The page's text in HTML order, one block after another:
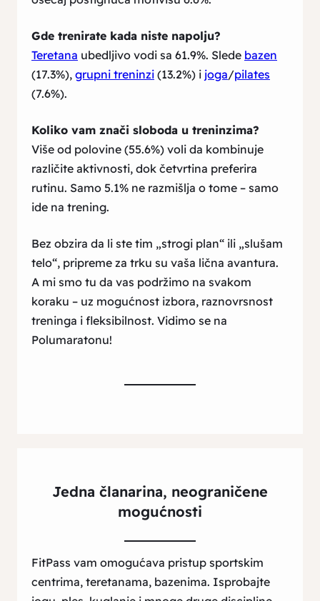
Gde trenirate kada niste napolju?
Teretana ubedljivo vodi sa 61.9%. Slede bazen
(17.3%), grupni treninzi (13.2%) i joga/pilates
(7.6%).
Koliko vam znači sloboda u treninzima?
Više od polovine (55.6%) voli da kombinuje
različite aktivnosti, dok četvrtina preferira
rutinu. Samo 5.1% ne razmišlja o tome – samo
ide na trening.
Bez obzira da li ste tim „strogi plan“ ili „slušam
telo“, pripreme za trku su vaša lična avantura.
A mi smo tu da vas podržimo na svakom
koraku – uz mogućnost izbora, raznovrsnost
treninga i fleksibilnost. Vidimo se na
Polumaratonu!
Jedna članarina, neograničene
mogućnosti
FitPass vam omogućava pristup sportskim
centrima, teretanama, bazenima. Isprobajte